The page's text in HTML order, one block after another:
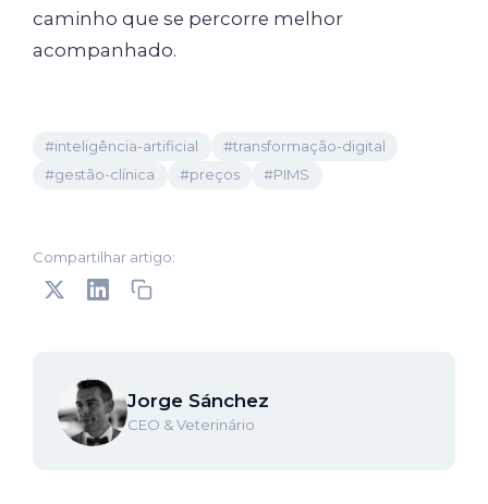
caminho que se percorre melhor
acompanhado.
#inteligência-artificial
#transformação-digital
#gestão-clínica
#preços #PIMS
Compartilhar artigo:
Jorge Sánchez
CEO & Veterinário